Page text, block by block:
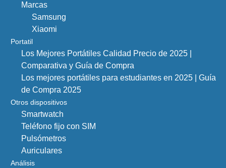
Marcas
Samsung
Xiaomi
Portatil
Los Mejores Portátiles Calidad Precio de 2025 |
Comparativa y Guía de Compra
Los mejores portátiles para estudiantes en 2025 | Guía
de Compra 2025
Otros dispositivos
Smartwatch
Teléfono fijo con SIM
Pulsómetros
Auriculares
Análisis